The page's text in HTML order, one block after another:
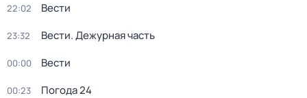
22:02 Вести
23:32 Вести. Дежурная часть
00:00 Вести
00:23 Погода 24